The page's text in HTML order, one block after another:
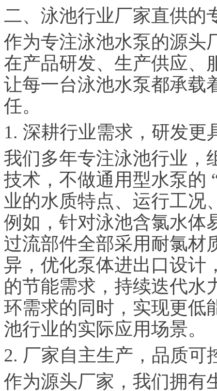
二、泳池行业厂家直供的
作为专注泳池水泵的源头
在产品研发、生产供应、
让每一台泳池水泵都承载
任。
1. 深耕行业需求，研发更
我们多年专注泳池行业，
技术，不做通用型水泵的
业的水质特点、运行工况
例如，针对泳池含氯水体
过流部件全部采用耐氯材
异，优化泵体进出口设计
的节能需求，持续迭代水
环需求的同时，实现更低
池行业的实际应用场景。
2. 厂家自主生产，品质可
作为源头厂家，我们拥有